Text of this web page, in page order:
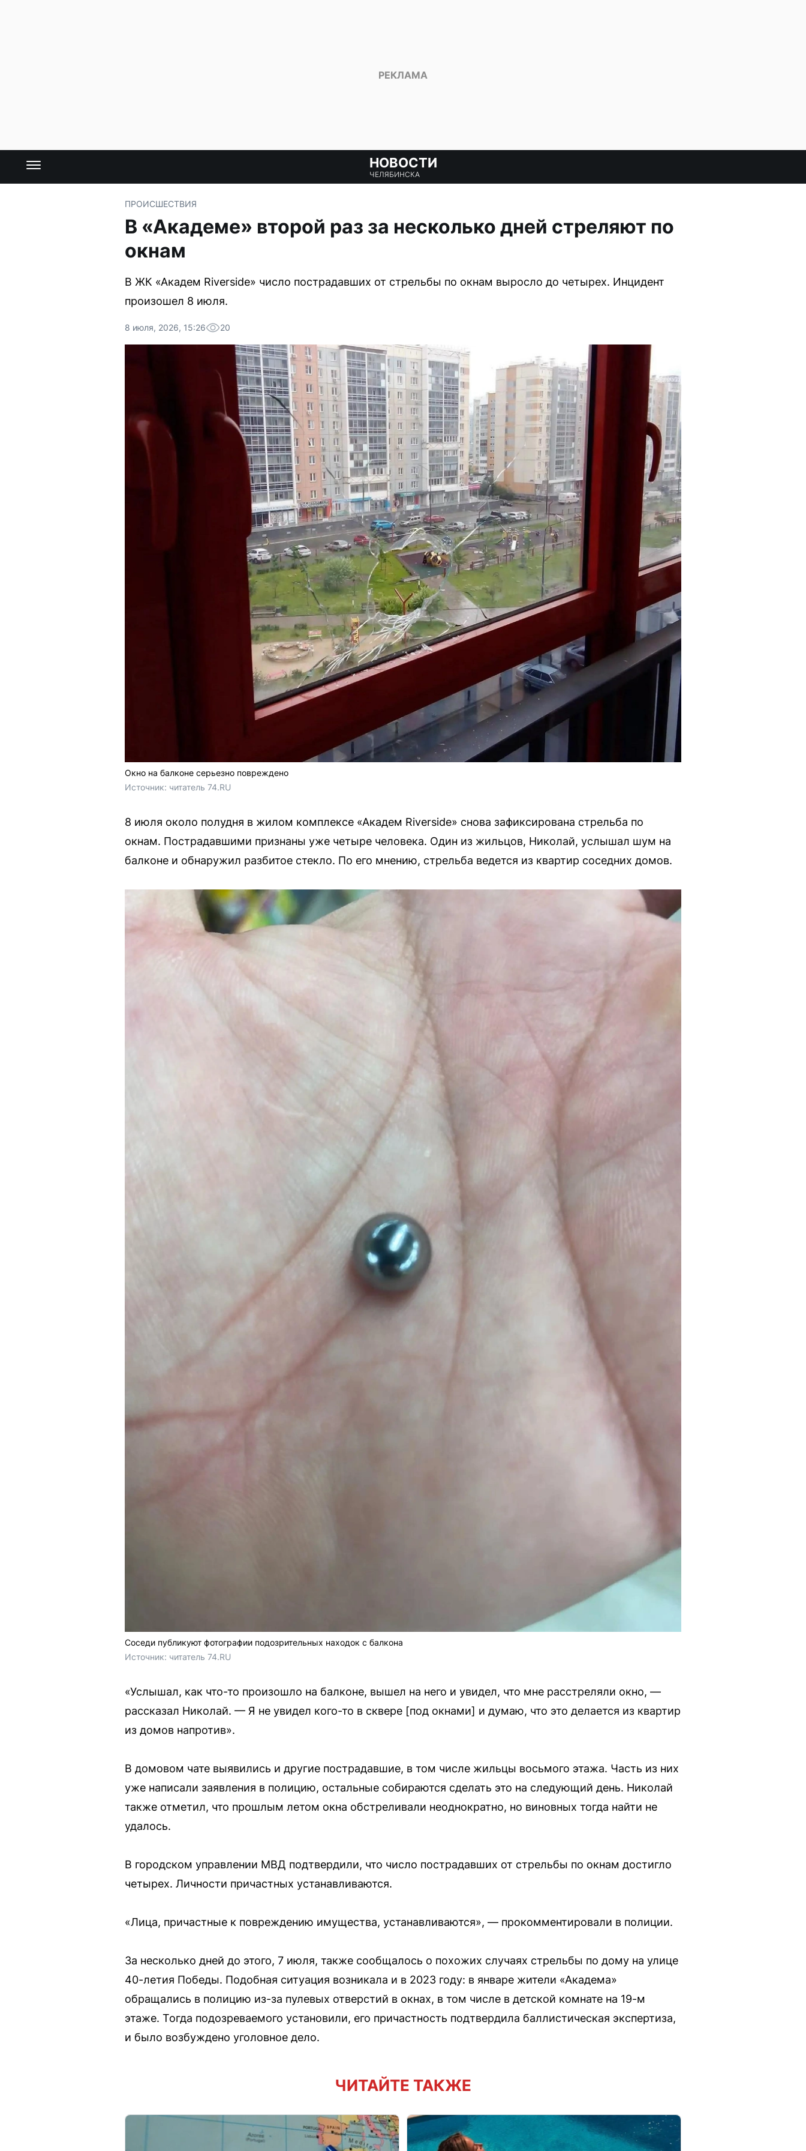
НОВОСТИ
ЧЕЛЯБИНСКА
ПРОИСШЕСТВИЯ
В «Академе» второй раз за несколько дней стреляют по
окнам
В ЖК «Академ Riverside» число пострадавших от стрельбы по окнам выросло до четырех. Инцидент
произошел 8 июля.
8 июля, 2026, 15:26 20
Окно на балконе серьезно повреждено
Источник: читатель 74.RU
8 июля около полудня в жилом комплексе «Академ Riverside» снова зафиксирована стрельба по
окнам. Пострадавшими признаны уже четыре человека. Один из жильцов, Николай, услышал шум на
балконе и обнаружил разбитое стекло. По его мнению, стрельба ведется из квартир соседних домов.
Соседи публикуют фотографии подозрительных находок с балкона
Источник: читатель 74.RU
«Услышал, как что-то произошло на балконе, вышел на него и увидел, что мне расстреляли окно, —
рассказал Николай. — Я не увидел кого-то в сквере [под окнами] и думаю, что это делается из квартир
из домов напротив».
В домовом чате выявились и другие пострадавшие, в том числе жильцы восьмого этажа. Часть из них
уже написали заявления в полицию, остальные собираются сделать это на следующий день. Николай
также отметил, что прошлым летом окна обстреливали неоднократно, но виновных тогда найти не
удалось.
В городском управлении МВД подтвердили, что число пострадавших от стрельбы по окнам достигло
четырех. Личности причастных устанавливаются.
«Лица, причастные к повреждению имущества, устанавливаются», — прокомментировали в полиции.
За несколько дней до этого, 7 июля, также сообщалось о похожих случаях стрельбы по дому на улице
40-летия Победы. Подобная ситуация возникала и в 2023 году: в январе жители «Академа»
обращались в полицию из-за пулевых отверстий в окнах, в том числе в детской комнате на 19-м
этаже. Тогда подозреваемого установили, его причастность подтвердила баллистическая экспертиза,
и было возбуждено уголовное дело.
ЧИТАЙТЕ ТАКЖЕ